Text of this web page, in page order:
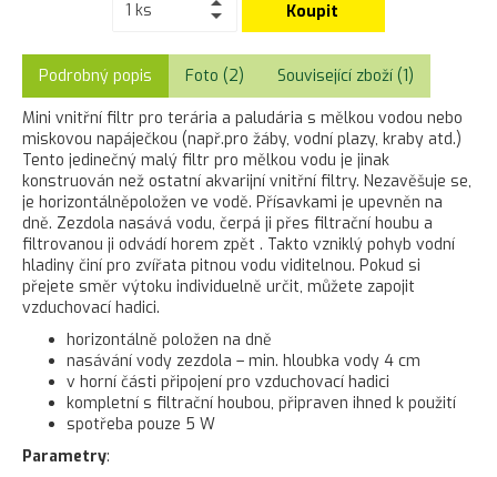
Koupit
Podrobný popis Foto (2)
Související zboží (1)
Mini vnitřní filtr pro terária a paludária s mělkou vodou nebo
miskovou napáječkou (např.pro žáby, vodní plazy, kraby atd.)
Tento jedinečný malý filtr pro mělkou vodu je jinak
konstruován než ostatní akvarijní vnitřní filtry. Nezavěšuje se,
je horizontálněpoložen ve vodě. Přísavkami je upevněn na
dně. Zezdola nasává vodu, čerpá ji přes filtrační houbu a
filtrovanou ji odvádí horem zpět . Takto vzniklý pohyb vodní
hladiny činí pro zvířata pitnou vodu viditelnou. Pokud si
přejete směr výtoku individuelně určit, můžete zapojit
vzduchovací hadici.
horizontálně položen na dně
nasávání vody zezdola – min. hloubka vody 4 cm
v horní části připojení pro vzduchovací hadici
kompletní s filtrační houbou, připraven ihned k použití
spotřeba pouze 5 W
Parametry: